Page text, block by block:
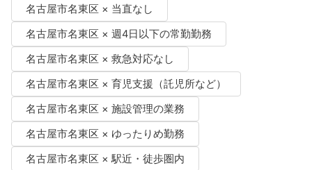
名古屋市名東区 × 当直なし
名古屋市名東区 × 週4日以下の常勤勤務
名古屋市名東区 × 救急対応なし
名古屋市名東区 × 育児支援（託児所など）
名古屋市名東区 × 施設管理の業務
名古屋市名東区 × ゆったりめ勤務
名古屋市名東区 × 駅近・徒歩圏内